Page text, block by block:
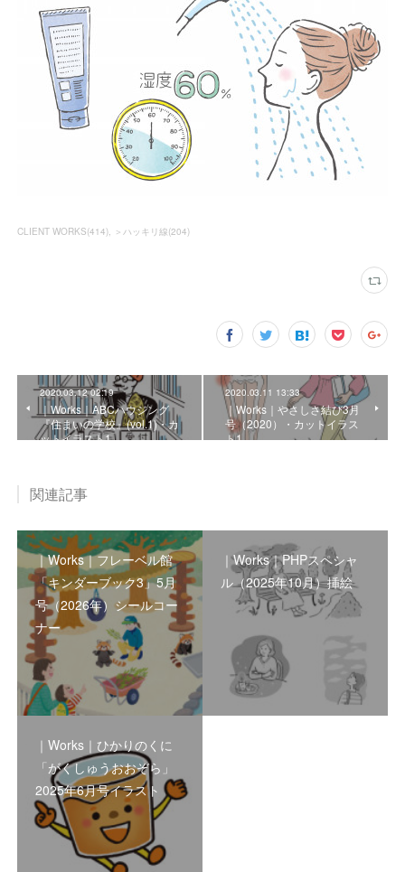
CLIENT WORKS(414) ＞ハッキリ線(204)
2020.03.12 02:19
｜Works｜ABCハウジング
『住まいの学校』(vol.1)・カ
ットイラスト1
2020.03.11 13:33
｜Works｜やさしさ結び3月
号（2020）・カットイラス
ト1
関連記事
｜Works｜フレーベル館
「キンダーブック3」5月
号（2026年）シールコー
ナー
｜Works｜PHPスペシャ
ル（2025年10月）挿絵
｜Works｜ひかりのくに
「がくしゅうおおぞら」
2025年6月号イラスト